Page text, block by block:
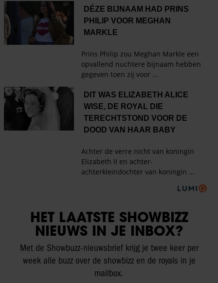
HET LAATSTE SHOWBIZZ
NIEUWS IN JE INBOX?
Met de Showbuzz-nieuwsbrief krijg je twee keer per
week alle buzz over de showbizz en de royals in je
mailbox.